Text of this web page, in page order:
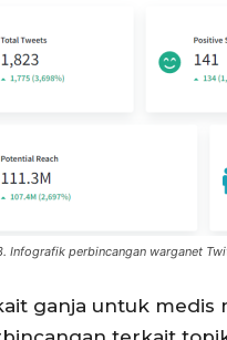
Infografik perbincangan warganet
ganja untuk